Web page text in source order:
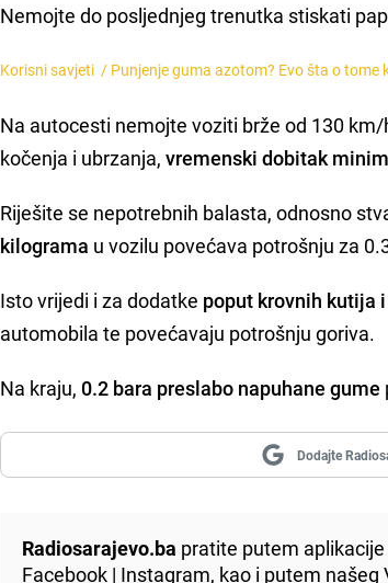
Nemojte do posljednjeg trenutka stiskati
Korisni savjeti / Punjenje guma azotom? Evo šta o tome
Na autocesti nemojte voziti brže od 130
kočenja i ubrzanja, vremenski dobitak
Riješite se nepotrebnih balasta, odnosno
kilograma u vozilu povećava potrošnju za
Isto vrijedi i za dodatke poput krovnih kutija
automobila te povećavaju potrošnju goriva.
Na kraju, 0.2 bara preslabo napuhane gume
Dodajte
Radiosarajevo.ba pratite putem
Facebook | Instagram, kao i putem našeg